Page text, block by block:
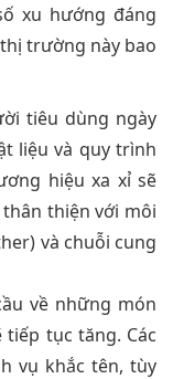
xu hướng đáng
trường này bao
tiêu dùng ngày
liệu và quy trình
hiệu xa xỉ sẽ
thiện với môi
và chuỗi cung
về những món
tục tăng. Các
vụ khắc tên, tùy